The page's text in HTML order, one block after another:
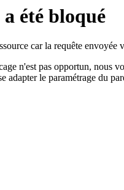
a été bloqué
car la requête envoyée
n'est pas opportun, nous
adapter le paramétrage du